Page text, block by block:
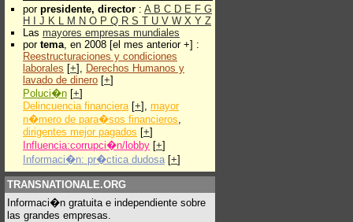
por presidente, director : A B C D E F G
H
J K L M N O P Q R S T U V W X Y Z
Las mayores empresas mundiales
por tema, en 2008 [el mes anterior +] :
Reestructuraciones y condiciones
laborales [+], Derechos Humanos y
lavado de dinero [+]
Poluci�n [+]
Delincuencia financiera[+], mayor
n�mero de para�sos financieros,
dirigentes mejor pagados [+]
Influencia:corrupci�n/lobby [+]
Informaci�n: pr�ctica dudosa [+]
TRANSNATIONALE.ORG
Informaci�n gratuita e independiente sobre
las grandes empresas.